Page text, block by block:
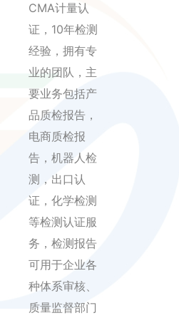
CMA计量认
证，10年检测
经验，拥有专
业的团队，主
要业务包括产
品质检报告，
电商质检报
告，机器人检
测，出口认
证，化学检测
等检测认证服
务，检测报告
可用于企业各
种体系审核、
质量监督部门